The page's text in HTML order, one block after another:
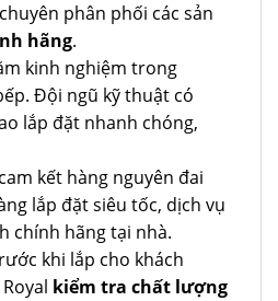
phân phối các sản
hãng.
kinh nghiệm trong
Đội ngũ kỹ thuật có
lắp đặt nhanh chóng,
kết hàng nguyên đai
lắp đặt siêu tốc, dịch vụ
chính hãng tại nhà.
khi lắp cho khách
kiểm tra chất lượng